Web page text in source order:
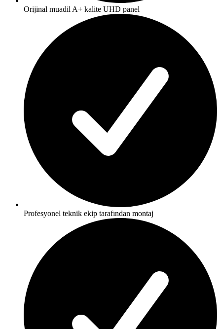
Orijinal muadil A+ kalite UHD panel
Profesyonel teknik ekip tarafından montaj